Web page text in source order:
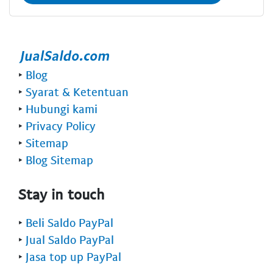
‣ Blog
‣ Syarat & Ketentuan
‣ Hubungi kami
‣ Privacy Policy
‣ Sitemap
‣ Blog Sitemap
Stay in touch
‣ Beli Saldo PayPal
‣ Jual Saldo PayPal
‣ Jasa top up PayPal